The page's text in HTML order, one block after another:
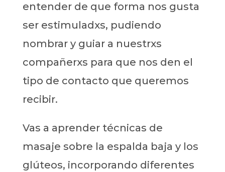
entender de que forma nos gusta
ser estimuladxs, pudiendo
nombrar y guiar a nuestrxs
compañerxs para que nos den el
tipo de contacto que queremos
recibir.
Vas a aprender técnicas de
masaje sobre la espalda baja y los
glúteos, incorporando diferentes